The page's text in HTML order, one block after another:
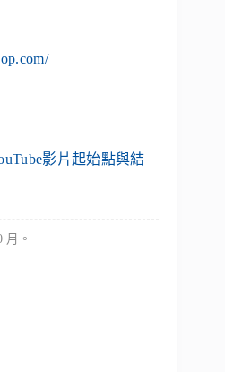
影片起始點與結
月。